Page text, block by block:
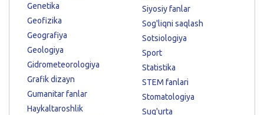
Genetika
Geofizika
Geografiya
Geologiya
Gidrometeorologiya
Grafik dizayn
Gumanitar fanlar
Haykaltaroshlik
Siyosiy fanlar
Sog'liqni saqlash
Sotsiologiya
Sport
Statistika
STEM fanlari
Stomatologiya
Sug'urta